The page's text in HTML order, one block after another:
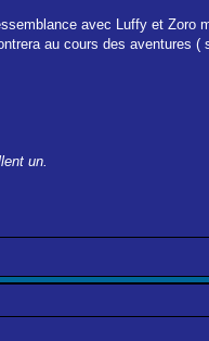
avec Luffy et
au cours des
un.